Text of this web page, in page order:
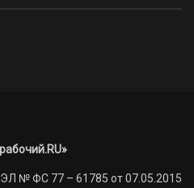
№ ФС 77 – 61785 от 07.05.2015